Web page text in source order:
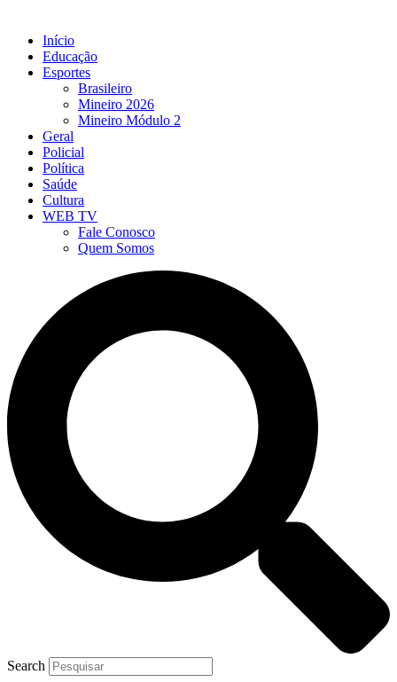
Início
Educação
Esportes
Brasileiro
Mineiro 2026
Mineiro Módulo 2
Geral
Policial
Política
Saúde
Cultura
WEB TV
Fale Conosco
Quem Somos
Search